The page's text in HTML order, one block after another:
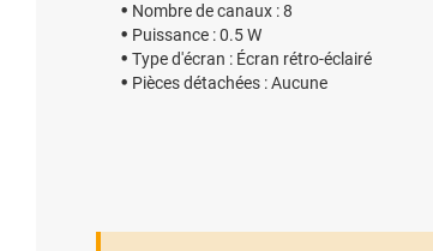
Nombre de canaux : 8
Puissance : 0.5 W
Type d'écran : Écran rétro-éclairé
Pièces détachées : Aucune